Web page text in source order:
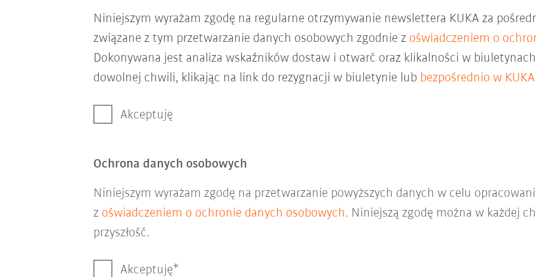
Niniejszym wyrażam zgodę na regularne otrzymywanie newslettera KUKA za
związane z tym przetwarzanie danych osobowych zgodnie z oświadczeniem o
Dokonywana jest analiza wskaźników dostaw i otwarć oraz klikalności w
dowolnej chwili, klikając na link do rezygnacji w biuletynie lub bezpośrednio w KUKA
Akceptuję
Ochrona danych osobowych
Niniejszym wyrażam zgodę na przetwarzanie powyższych danych w celu
z oświadczeniem o ochronie danych osobowych. Niniejszą zgodę można w każdej
przyszłość.
Akceptuję